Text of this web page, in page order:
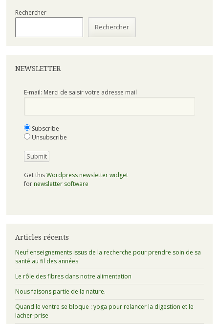
Rechercher
Rechercher
NEWSLETTER
E-mail: Merci de saisir votre adresse mail
Subscribe
Unsubscribe
Get thisWordpress newsletter widget
for newsletter software
Articles récents
Neuf enseignements issus de la recherche pour prendre soin de sa
santé au fil des années
Le rôle des fibres dans notre alimentation
Nous faisons partie de la nature.
Quand le ventre se bloque : yoga pour relancer la digestion et le
lacher-prise